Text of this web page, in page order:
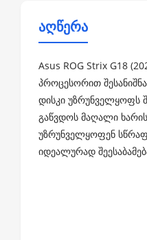
აღწერა
Asus ROG Strix G18
პროცესორით
დისკი უზრუნველყოფს
გაწვდოს მაღალი
უზრუნველყოფენ
იდეალურად